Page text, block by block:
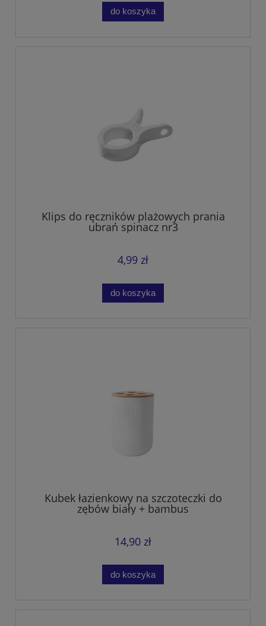
do koszyka
Klips do ręczników plażowych prania
ubrań spinacz nr3
4,99 zł
do koszyka
Kubek łazienkowy na szczoteczki do
zębów biały + bambus
14,90 zł
do koszyka